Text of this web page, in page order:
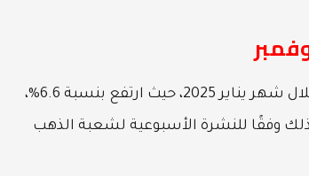
على الصعيد العالمي، شهدت أسعار الذهب تحولات ملحوظة خلال شهر يناير 2025، حيث ارتفع بنسبة 6.6%،
وفقًا للنشرة الأسبوعية لشعبة الذهب